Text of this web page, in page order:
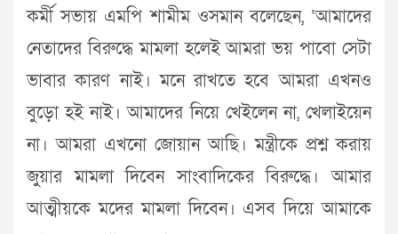
কর্মী সভায় এমপি শামীম ওসমান বলেছেন, ‘আমাদের
নেতাদের বিরুদ্ধে মামলা হলেই আমরা ভয় পাবো সেটা
ভাবার কারণ নাই। মনে রাখতে হবে আমরা এখনও
বুড়ো হই নাই। আমাদের নিয়ে খেইলেন না, খেলাইয়েন
না। আমরা এখনো জোয়ান আছি। মন্ত্রীকে প্রশ্ন করায়
জুয়ার মামলা দিবেন সাংবাদিকের বিরুদ্ধে। আমার
আত্মীয়কে মদের মামলা দিবেন। এসব দিয়ে আমাকে